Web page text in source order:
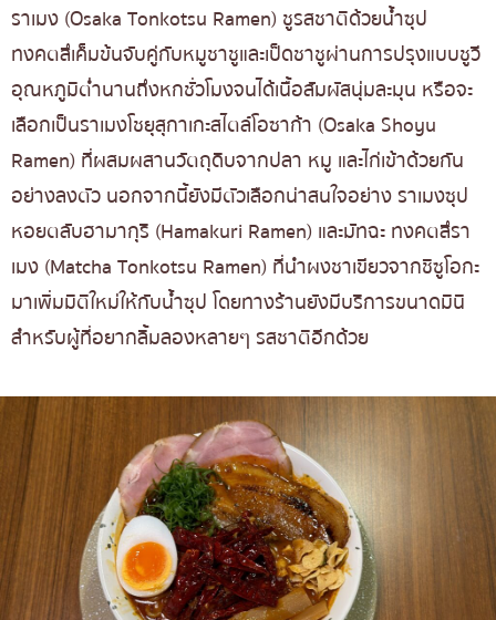
ราเมง (Osaka Tonkotsu Ramen) ชูรสชาติด้วยน้ำซุป
ทงคตสึเค็มข้นจับคู่กับหมูชาชูและเป็ดชาชูผ่านการปรุงแบบชูวี
อุณหภูมิต่ำนานถึงหกชั่วโมงจนได้เนื้อสัมผัสนุ่มละมุน หรือจะ
เลือกเป็นราเมงโชยุสุกาเกะสไตล์โอซาก้า (Osaka Shoyu
Ramen) ที่ผสมผสานวัตถุดิบจากปลา หมู และไก่เข้าด้วยกัน
อย่างลงตัว นอกจากนี้ยังมีตัวเลือกน่าสนใจอย่าง ราเมงซุป
หอยตลับฮามากุริ (Hamakuri Ramen) และมัทฉะ ทงคตสึรา
เมง (Matcha Tonkotsu Ramen) ที่นำผงชาเขียวจากชิซูโอกะ
มาเพิ่มมิติใหม่ให้กับน้ำซุป โดยทางร้านยังมีบริการขนาดมินิ
สำหรับผู้ที่อยากลิ้มลองหลายๆ รสชาติอีกด้วย